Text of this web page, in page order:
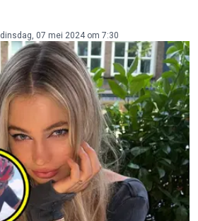
dinsdag, 07 mei 2024 om 7:30